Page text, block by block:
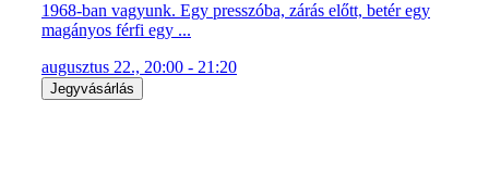
1968-ban vagyunk. Egy presszóba, zárás előtt, betér egy
magányos férfi egy ...
augusztus 22., 20:00 - 21:20
Jegyvásárlás